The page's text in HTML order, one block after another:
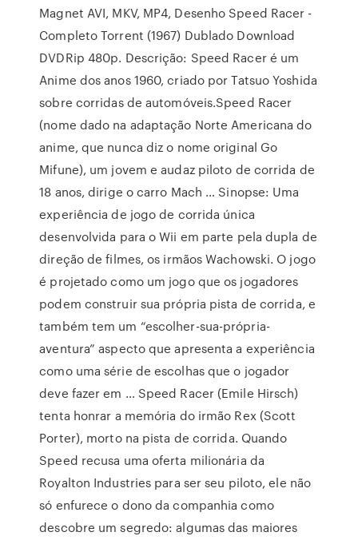
Magnet AVI, MKV, MP4, Desenho Speed Racer -
Completo Torrent (1967) Dublado Download
DVDRip 480p. Descrição: Speed Racer é um
Anime dos anos 1960, criado por Tatsuo Yoshida
sobre corridas de automóveis.Speed Racer
(nome dado na adaptação Norte Americana do
anime, que nunca diz o nome original Go
Mifune), um jovem e audaz piloto de corrida de
18 anos, dirige o carro Mach … Sinopse: Uma
experiência de jogo de corrida única
desenvolvida para o Wii em parte pela dupla de
direção de filmes, os irmãos Wachowski. O jogo
é projetado como um jogo que os jogadores
podem construir sua própria pista de corrida, e
também tem um “escolher-sua-própria-
aventura” aspecto que apresenta a experiência
como uma série de escolhas que o jogador
deve fazer em … Speed Racer (Emile Hirsch)
tenta honrar a memória do irmão Rex (Scott
Porter), morto na pista de corrida. Quando
Speed recusa uma oferta milionária da
Royalton Industries para ser seu piloto, ele não
só enfurece o dono da companhia como
descobre um segredo: algumas das maiores